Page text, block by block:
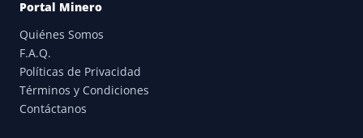
Portal Minero
Quiénes Somos
F.A.Q.
Políticas de Privacidad
Términos y Condiciones
Contáctanos